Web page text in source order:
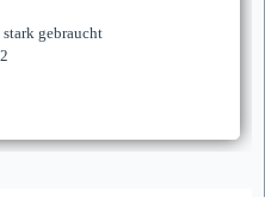
gebraucht